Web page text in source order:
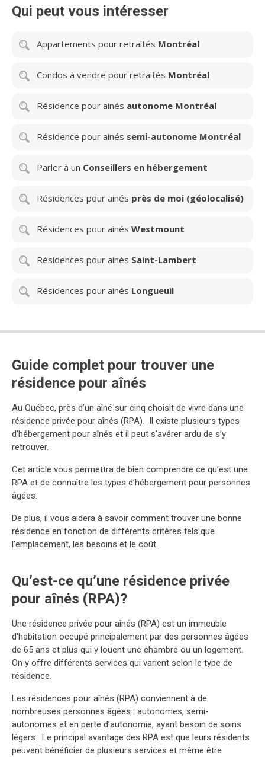
Qui peut vous intéresser
Appartements pour retraités Montréal
Condos à vendre pour retraités Montréal
Résidence pour ainés autonome Montréal
Résidence pour ainés semi-autonome Montréal
Parler à un Conseillers en hébergement
Résidences pour ainés près de moi (géolocalisé)
Résidences pour ainés Westmount
Résidences pour ainés Saint-Lambert
Résidences pour ainés Longueuil
Guide complet pour trouver une
résidence pour aînés
Au Québec, près d’un aîné sur cinq choisit de vivre dans une
résidence privée pour aînés (RPA). Il existe plusieurs types
d’hébergement pour aînés et il peut s’avérer ardu de s’y
retrouver.
Cet article vous permettra de bien comprendre ce qu’est une
RPA et de connaître les types d’hébergement pour personnes
âgées.
De plus, il vous aidera à savoir comment trouver une bonne
résidence en fonction de différents critères tels que
l’emplacement, les besoins et le coût.
Qu’est-ce qu’une résidence privée
pour aînés (RPA)?
Une résidence privée pour aînés (RPA) est un immeuble
d'habitation occupé principalement par des personnes âgées
de 65 ans et plus qui y louent une chambre ou un logement.
On y offre différents services qui varient selon le type de
résidence.
Les résidences pour aînés (RPA) conviennent à de
nombreuses personnes âgées : autonomes, semi-
autonomes et en perte d’autonomie, ayant besoin de soins
légers. Le principal avantage des RPA est que leurs résidents
peuvent bénéficier de plusieurs services et même être